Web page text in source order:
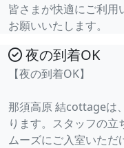
皆さまが快適にご利用
お願いいたします。
夜の到着OK
【夜の到着OK】
那須高原 結cottageは
ります。スタッフの
ムーズにご入室いただ